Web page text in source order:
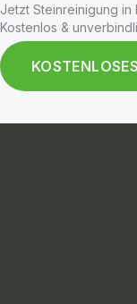
Jetzt Steinreinigung in
Kostenlos &